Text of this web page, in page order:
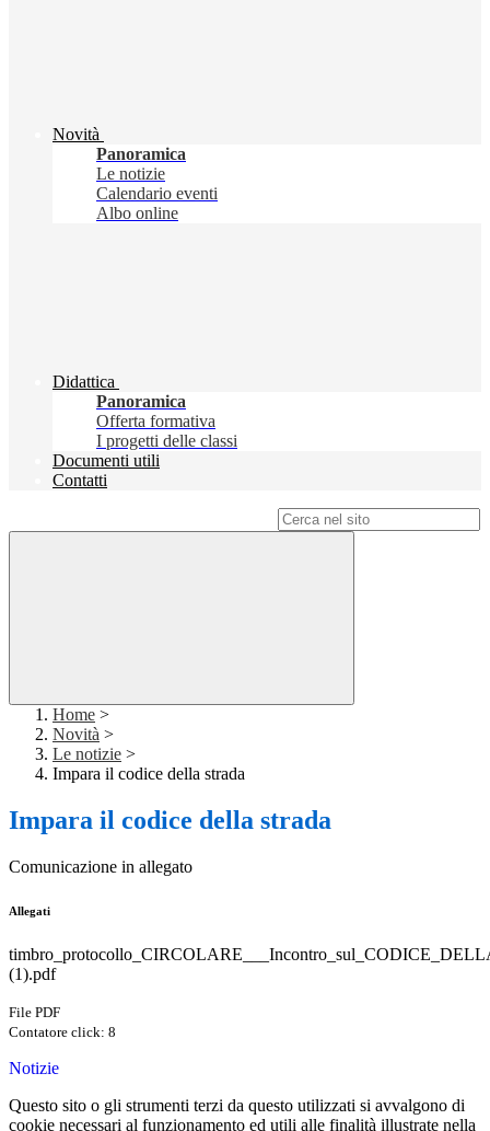
Novità
Panoramica
Le notizie
Calendario eventi
Albo online
Didattica
Panoramica
Offerta formativa
I progetti delle classi
Documenti utili
Contatti
Home >
Novità >
Le notizie >
Impara il codice della strada
Impara il codice della strada
Comunicazione in allegato
Allegati
(1).pdf
File PDF
Contatore click: 8
Notizie
Questo sito o gli strumenti terzi da questo utilizzati si avvalgono di
cookie necessari al funzionamento ed utili alle finalità illustrate nella